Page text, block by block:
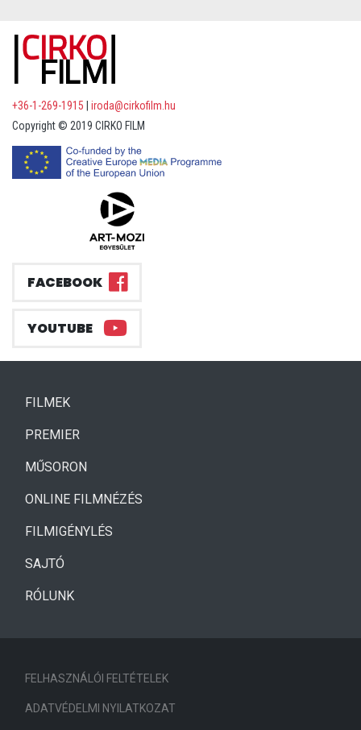
+36-1-269-1915
iroda@cirkofilm.hu
Copyright © 2019 CIRKO FILM
FACEBOOK
YOUTUBE
FILMEK(CURRENT)
PREMIER
MŰSORON
ONLINE FILMNÉZÉS
FILMIGÉNYLÉS
SAJTÓ
RÓLUNK
FELHASZNÁLÓI FELTÉTELEK
ADATVÉDELMI NYILATKOZAT